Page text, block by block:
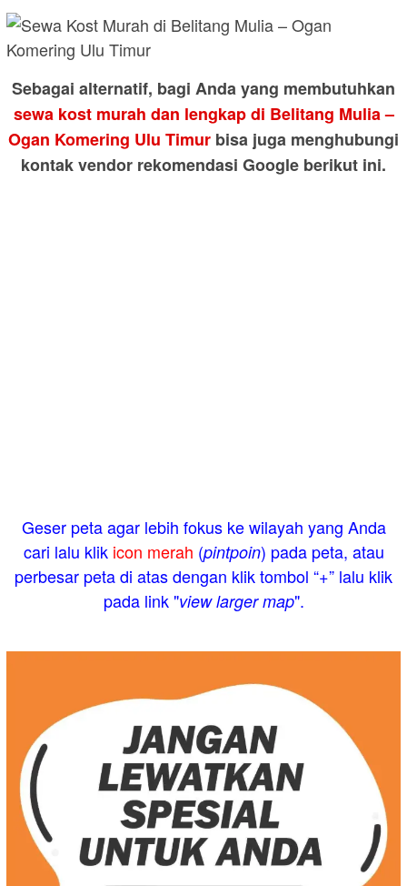
Sebagai alternatif, bagi Anda yang membutuhkan
sewa kost murah dan lengkap di Belitang Mulia –
Ogan Komering Ulu Timur bisa juga menghubungi
kontak vendor rekomendasi Google berikut ini.
Geser peta agar lebih fokus ke wilayah yang Anda
cari lalu klik icon merah (pintpoin) pada peta, atau
perbesar peta di atas dengan klik tombol “+” lalu klik
pada link "view larger map".